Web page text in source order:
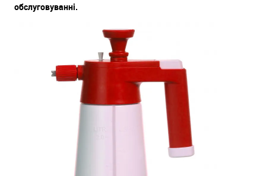
обслуговуванні.